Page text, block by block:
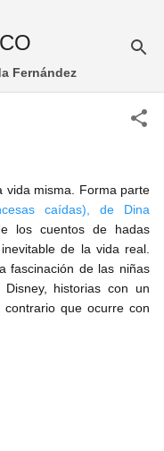
Fernández
vida misma. Forma parte
caídas), de Dina
los cuentos de hadas
de la vida real.
fascinación de las niñas
historias con un
que ocurre con